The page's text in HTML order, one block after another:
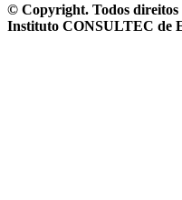
© Copyright. Todos direitos
Instituto CONSULTEC de